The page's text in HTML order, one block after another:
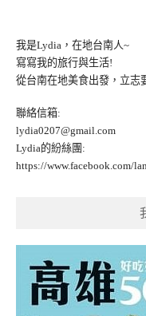
我是Lydia，在地台南人~
寫寫我的旅行與生活!
從台南在地美食出發，立志
聯絡信箱:
lydia0207@gmail.com
Lydia的紛絲團:
https://www.facebook.com/